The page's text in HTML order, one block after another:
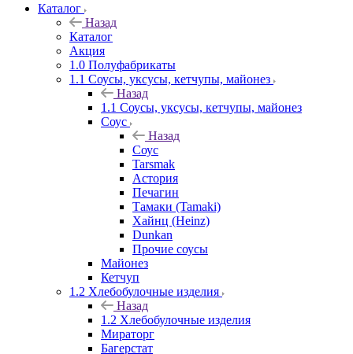
Каталог
Назад
Каталог
Акция
1.0 Полуфабрикаты
1.1 Соусы, уксусы, кетчупы, майонез
Назад
1.1 Соусы, уксусы, кетчупы, майонез
Соус
Назад
Соус
Tarsmak
Астория
Печагин
Тамаки (Tamaki)
Хайнц (Heinz)
Dunkan
Прочие соусы
Майонез
Кетчуп
1.2 Хлебобулочные изделия
Назад
1.2 Хлебобулочные изделия
Мираторг
Багерстат